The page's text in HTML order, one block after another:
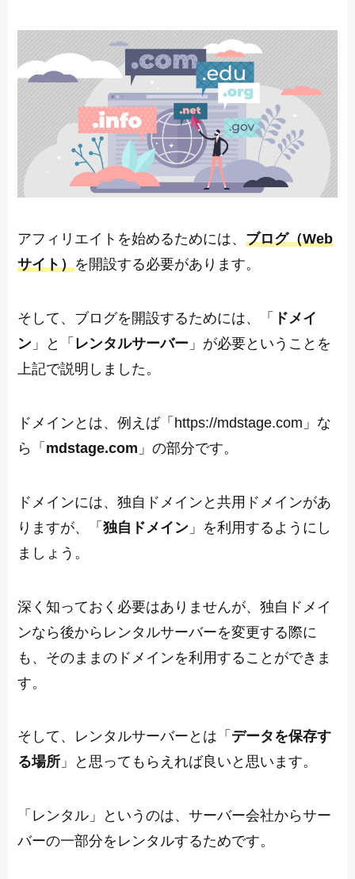
アフィリエイトを始めるためには、ブログ（Web
サイト）を開設する必要があります。
そして、ブログを開設するためには、「
ドメイ
ン 」と「 レンタルサーバー 」が必要ということを
上記で説明しました。
ドメインとは、例えば「https://mdstage.com」な
ら「 mdstage.com 」の部分です。
ドメインには、独自ドメインと共用ドメインがあ
りますが、「独自ドメイン 」を利用するようにし
ましょう。
深く知っておく必要はありませんが、独自ドメイ
ンなら後からレンタルサーバーを変更する際に
も、そのままのドメインを利用することができま
す。
そして、レンタルサーバーとは「 データを保存す
る場所 」と思ってもらえれば良いと思います。
「レンタル」というのは、サーバー会社からサー
バーの一部分をレンタルするためです。